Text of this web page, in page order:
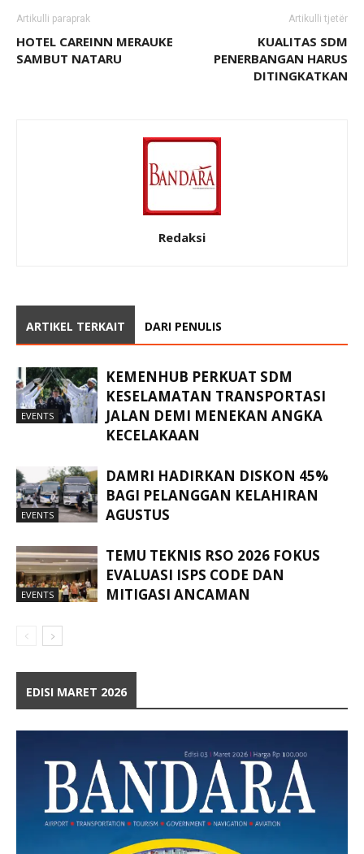
Artikulli paraprak
HOTEL CAREINN MERAUKE
SAMBUT NATARU
Artikulli tjetër
KUALITAS SDM
PENERBANGAN HARUS
DITINGKATKAN
Redaksi
ARTIKEL TERKAIT DARI PENULIS
EVENTS
KEMENHUB PERKUAT SDM
KESELAMATAN TRANSPORTASI
JALAN DEMI MENEKAN ANGKA
KECELAKAAN
EVENTS
DAMRI HADIRKAN DISKON 45%
BAGI PELANGGAN KELAHIRAN
AGUSTUS
EVENTS
TEMU TEKNIS RSO 2026 FOKUS
EVALUASI ISPS CODE DAN
MITIGASI ANCAMAN
EDISI MARET 2026